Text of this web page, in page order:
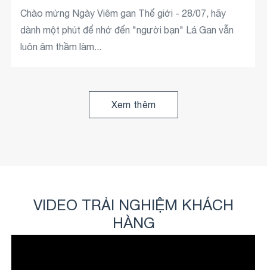
- Luôn bận rộn - Ngại đi khám vì chưa thấy gì nghiêm
trọng - Nghĩ rằng vẫn còn thời gian Nhưng thực tế
là:...
Xem thêm
Chào mừng Ngày Viêm gan Thế giới - 28/07, hãy
dành một phút để nhớ đến "người bạn" Lá Gan vẫn
luôn âm thầm làm...
Xem thêm
VIDEO TRẢI NGHIỆM KHÁCH
HÀNG